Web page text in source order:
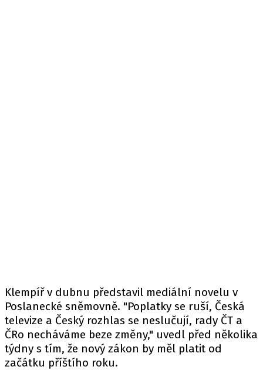
Klempíř v dubnu představil mediální novelu v
Poslanecké sněmovně. "Poplatky se ruší, Česká
televize a Český rozhlas se neslučují, rady ČT a
ČRo necháváme beze změny," uvedl před několika
týdny s tím, že nový zákon by měl platit od
začátku příštího roku.